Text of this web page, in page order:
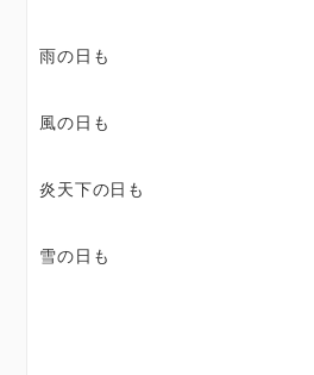
雨の日も
風の日も
炎天下の日も
雪の日も